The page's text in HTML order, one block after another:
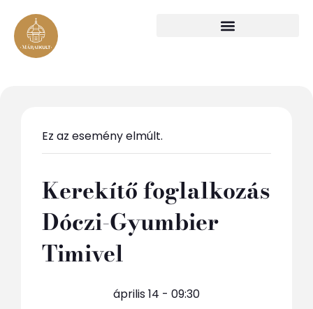
Ez az esemény elmúlt.
Kerekítő foglalkozás
Dóczi-Gyumbier
Timivel
április 14 - 09:30